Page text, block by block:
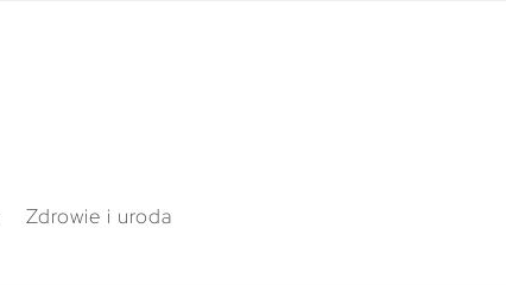
Zdrowie i uroda